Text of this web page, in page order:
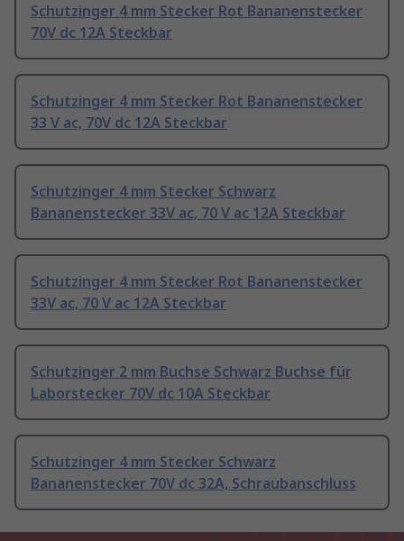
Schutzinger 4 mm Stecker Rot Bananenstecker
70V dc 12A Steckbar
Schutzinger 4 mm Stecker Rot Bananenstecker
33 V ac, 70V dc 12A Steckbar
Schutzinger 4 mm Stecker Schwarz
Bananenstecker 33V ac, 70 V ac 12A Steckbar
Schutzinger 4 mm Stecker Rot Bananenstecker
33V ac, 70 V ac 12A Steckbar
Schutzinger 2 mm Buchse Schwarz Buchse für
Laborstecker 70V dc 10A Steckbar
Schutzinger 4 mm Stecker Schwarz
Bananenstecker 70V dc 32A, Schraubanschluss